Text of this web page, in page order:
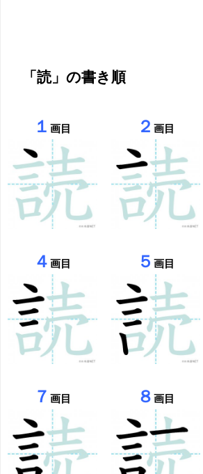
「読」の書き順
１画目 ２ 画目
４画目 ５ 画目
７画目 ８ 画目